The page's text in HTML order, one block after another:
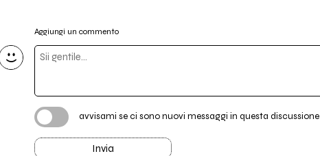
Aggiungi un commento
avvisami se ci sono nuovi messaggi in questa discussione
Invia